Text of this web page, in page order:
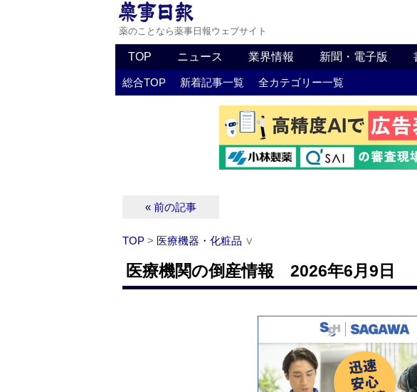
薬のことなら薬事日報ウェブサイト
TOP ニュース 業界情報 新聞・電子版
総合TOP 新着記事一覧 全カテゴリー一覧
« 前の記事
TOP > 医療機器・化粧品 ∨
医療機関の倒産情報 2026年6月9日